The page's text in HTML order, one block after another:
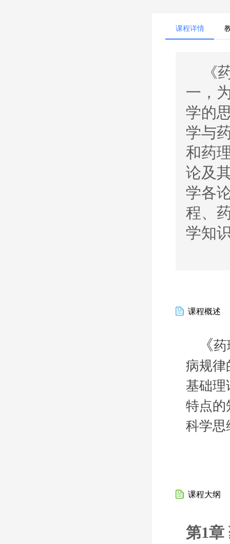
课程详情
《
一，
学的
学与
和药
论及
学各
程、
学知
课程概述
《药
病规律
基础理
特点的
科学思
课程大纲
第1章